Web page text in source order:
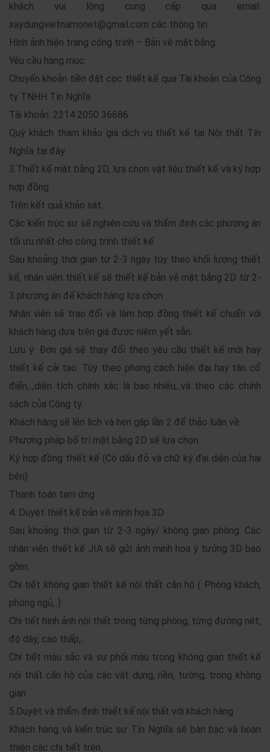
khách vui lòng cung cấp qua email:
xaydungvietnamonet@gmail.com các thông tin:
Hình ảnh hiện trạng công trình – Bản vẽ mặt bằng:
Yêu cầu hạng mục:
Chuyển khoản tiền đặt cọc thiết kế qua Tài khoản của Công
ty TNHH Tín Nghĩa
Tài khoản: 2214 2050 36686
Quý khách tham khảo giá dịch vụ thiết kế tại Nội thất Tín
Nghĩa tại đây.
3.Thiết kế mặt bằng 2D, lựa chọn vật liệu thiết kế và ký hợp
hợp đồng
Trên kết quả khảo sát:
Các kiến trúc sư sẽ nghiên cứu và thẩm định các phương án
tối ưu nhất cho công trình thiết kế.
Sau khoảng thời gian từ 2-3 ngày tùy theo khối lượng thiết
kế, nhân viên thiết kế sẽ thiết kế bản vẽ mặt bằng 2D từ 2-
3 phương án để khách hàng lựa chọn.
Nhân viên sẽ trao đổi và làm hợp đồng thiết kế chuẩn với
khách hàng dựa trên giá được niêm yết sẵn.
Lưu ý: Đơn giá sẽ thay đổi theo yêu cầu thiết kế mới hay
thiết kế cải tạo. Tùy theo phong cách hiện đại hay tân cổ
điển,..,diện tích chính xác là bao nhiêu,..và theo các chính
sách của Công ty.
Khách hàng sẽ lên lịch và hẹn gặp lần 2 để thảo luận về:
Phương pháp bố trí mặt bằng 2D sẽ lựa chọn.
Ký hợp đồng thiết kế (Có dấu đỏ và chữ ký đại diện của hai
bên)
Thanh toán tạm ứng
4. Duyệt thiết kế bản vẽ minh họa 3D
Sau khoảng thời gian từ 2-3 ngày/ không gian phòng. Các
nhân viên thiết kế JIA sẽ gửi ảnh minh họa ý tưởng 3D bao
gồm:
Chi tiết không gian thiết kế nội thất căn hộ ( Phòng khách,
phòng ngủ,..)
Chi tiết hình ảnh nội thất trong từng phòng, từng đường nét,
độ dày, cao thấp,..
Chi tiết màu sắc và sự phối màu trong không gian thiết kế
nội thất căn hộ của các vật dụng, nền, tường, trong không
gian
5.Duyệt và thẩm định thiết kế nội thất với khách hàng
Khách hàng và kiến trúc sư Tín Nghĩa sẽ bàn bạc và hoàn
thiện các chi tiết trên.